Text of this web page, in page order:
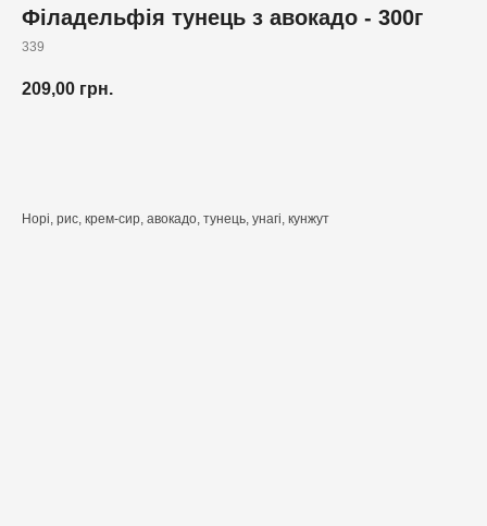
Філадельфія тунець з авокадо - 300г
339
209,00 грн.
Норі, рис, крем-сир, авокадо, тунець, унагі, кунжут